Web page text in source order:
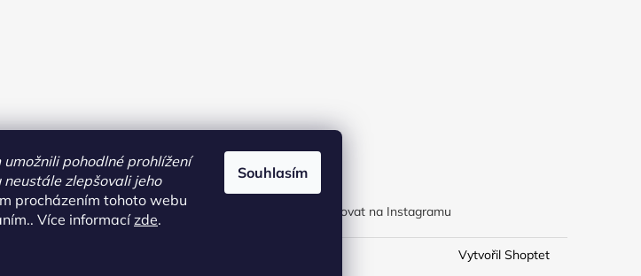
pohodlné prohlížení
zlepšovali jeho
procházením tohoto webu
Více informacízde.
Souhlasím
Sledovat na Instagramu
Vytvořil Shoptet